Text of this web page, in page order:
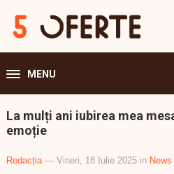
MENU
La mulți ani iubirea mea
emoție
Redacția — Vineri, 18 Iulie 2025 in News